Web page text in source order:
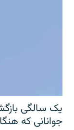
یک سالگی
جوانانی که